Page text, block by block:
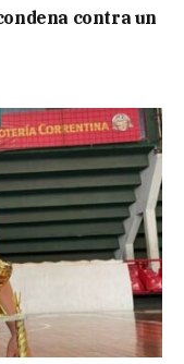
contra un